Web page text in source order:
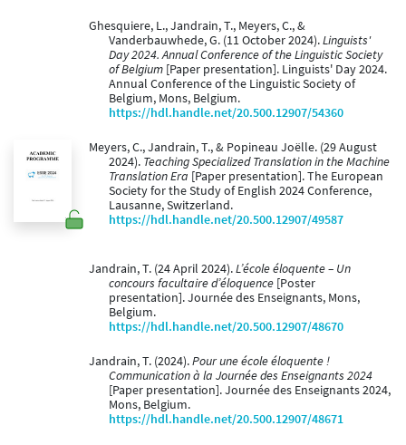
Ghesquiere, L., Jandrain, T., Meyers, C., &
Vanderbauwhede, G. (11 October 2024).Linguists'
Day 2024. Annual Conference of the Linguistic Society
of Belgium [Paper presentation]. Linguists' Day 2024.
Annual Conference of the Linguistic Society of
Belgium, Mons, Belgium.
https://hdl.handle.net/20.500.12907/54360
Meyers, C., Jandrain, T., & Popineau Joëlle. (29 August
2024). Teaching Specialized Translation in the Machine
Translation Era [Paper presentation]. The European
Society for the Study of English 2024 Conference,
Lausanne, Switzerland.
https://hdl.handle.net/20.500.12907/49587
Jandrain, T. (24 April 2024).L’école éloquente – Un
concours facultaire d’éloquence [Poster
presentation]. Journée des Enseignants, Mons,
Belgium.
https://hdl.handle.net/20.500.12907/48670
Jandrain, T. (2024).Pour une école éloquente !
Communication à la Journée des Enseignants 2024
[Paper presentation]. Journée des Enseignants 2024,
Mons, Belgium.
https://hdl.handle.net/20.500.12907/48671